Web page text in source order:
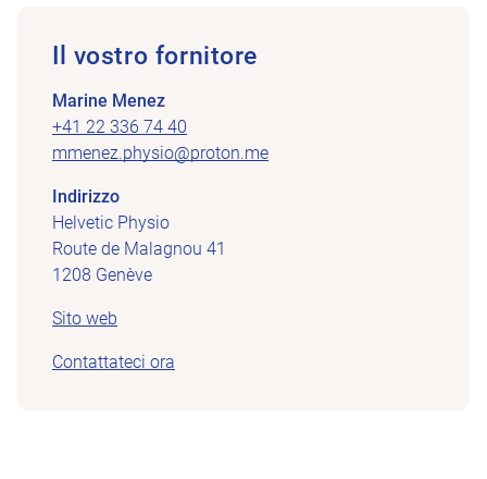
Il vostro fornitore
Marine Menez
+41 22 336 74 40
mmenez.physio@proton.me
Indirizzo
Helvetic Physio
Route de Malagnou 41
1208 Genève
Sito web
Contattateci ora